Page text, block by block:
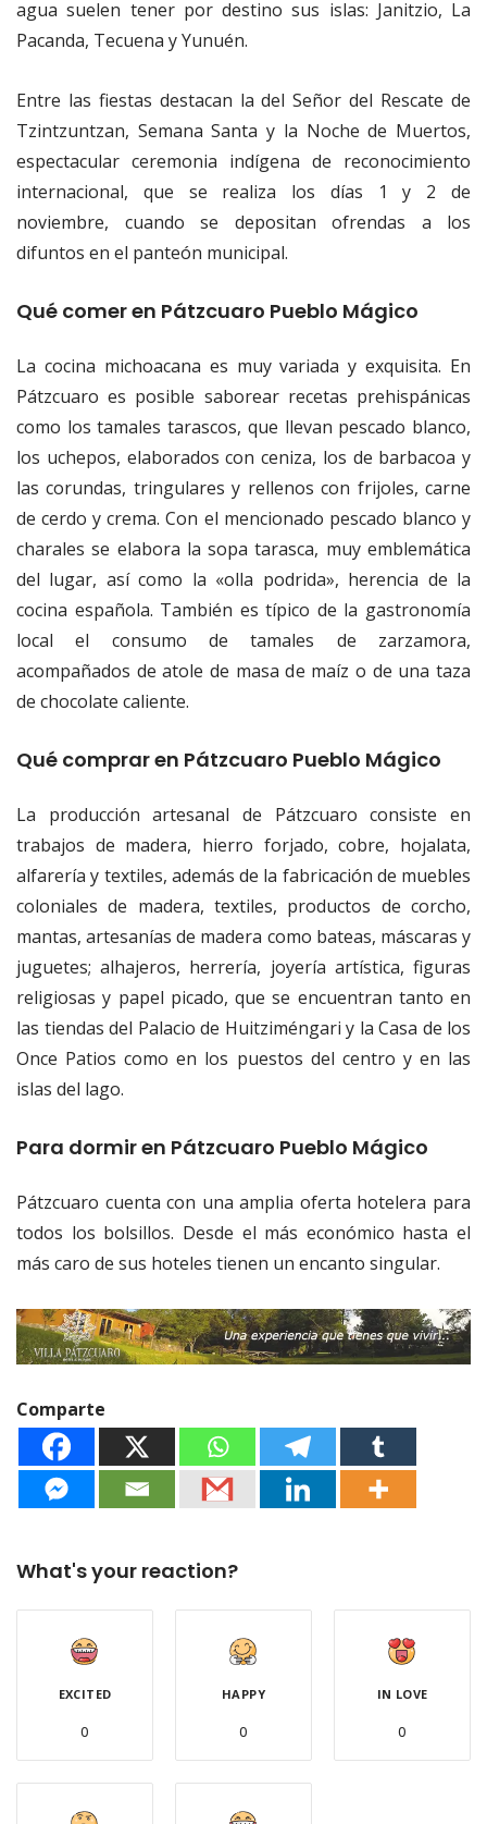
agua suelen tener por destino sus islas: Janitzio, La
Pacanda, Tecuena y Yunuén.
Entre las fiestas destacan la del Señor del Rescate de
Tzintzuntzan, Semana Santa y la Noche de Muertos,
espectacular ceremonia indígena de reconocimiento
internacional, que se realiza los días 1 y 2 de
noviembre, cuando se depositan ofrendas a los
difuntos en el panteón municipal.
Qué comer en Pátzcuaro Pueblo Mágico
La cocina michoacana es muy variada y exquisita. En
Pátzcuaro es posible saborear recetas prehispánicas
como los tamales tarascos, que llevan pescado blanco,
los uchepos, elaborados con ceniza, los de barbacoa y
las corundas, tringulares y rellenos con frijoles, carne
de cerdo y crema. Con el mencionado pescado blanco y
charales se elabora la sopa tarasca, muy emblemática
del lugar, así como la «olla podrida», herencia de la
cocina española. También es típico de la gastronomía
local el consumo de tamales de zarzamora,
acompañados de atole de masa de maíz o de una taza
de chocolate caliente.
Qué comprar en Pátzcuaro Pueblo Mágico
La producción artesanal de Pátzcuaro consiste en
trabajos de madera, hierro forjado, cobre, hojalata,
alfarería y textiles, además de la fabricación de muebles
coloniales de madera, textiles, productos de corcho,
mantas, artesanías de madera como bateas, máscaras y
juguetes; alhajeros, herrería, joyería artística, figuras
religiosas y papel picado, que se encuentran tanto en
las tiendas del Palacio de Huitziméngari y la Casa de los
Once Patios como en los puestos del centro y en las
islas del lago.
Para dormir en Pátzcuaro Pueblo Mágico
Pátzcuaro cuenta con una amplia oferta hotelera para
todos los bolsillos. Desde el más económico hasta el
más caro de sus hoteles tienen un encanto singular.
Comparte
What's your reaction?
EXCITED
0
HAPPY
0
IN LOVE
0